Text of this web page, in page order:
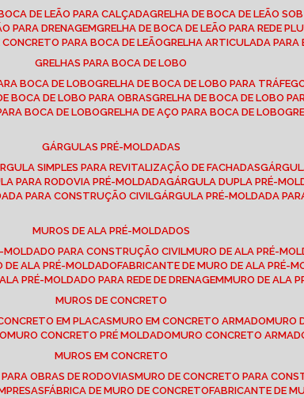
BOCA DE LEÃO PARA CALÇADA
GRELHA DE BOCA DE LEÃO
PARA DRENAGEM GRELHA DE BOCA DE LEÃO PARA REDE
CONCRETO PARA BOCA DE LEÃO GRELHA ARTICULADA
GRELHAS PARA BOCA DE LOBO
BOCA DE LOBO
GRELHA DE BOCA DE LOBO PARA
DE BOCA DE LOBO PARA OBRAS
GRELHA DE BOCA DE LOBO
BOCA DE LOBO GRELHA DE AÇO PARA BOCA DE LOBO
GÁRGULAS PRÉ-MOLDADAS
SIMPLES PARA REVITALIZAÇÃO DE FACHADAS
PARA RODOVIA PRÉ-MOLDADA GÁRGULA DUPLA PRÉ-
PARA CONSTRUÇÃO CIVIL GÁRGULA PRÉ-MOLDADA
MUROS DE ALA PRÉ-MOLDADOS
MOLDADO PARA CONSTRUÇÃO CIVIL
MURO DE ALA PRÉ-
DE ALA PRÉ-MOLDADO FABRICANTE DE MURO DE ALA PRÉ-
ALA PRÉ-MOLDADO PARA REDE DE DRENAGEM MURO DE ALA
MUROS DE CONCRETO
CONCRETO EM PLACAS MURO EM CONCRETO ARMADO
MURO CONCRETO PRÉ MOLDADO
MURO CONCRETO
MUROS EM CONCRETO
PARA OBRAS DE RODOVIAS
MURO DE CONCRETO PARA
FÁBRICA DE MURO DE CONCRETO FABRICANTE DE